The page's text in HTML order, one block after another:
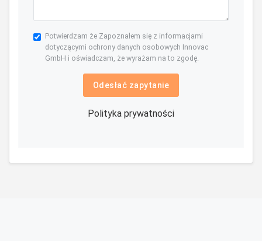
Potwierdzam że Zapoznałem się z informacjami
dotyczącymi ochrony danych osobowych Innovac
GmbH i oświadczam, że wyrażam na to zgodę.
Odesłać zapytanie
Polityka prywatności